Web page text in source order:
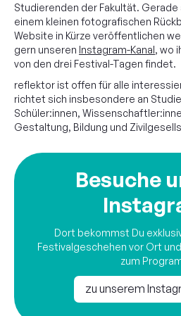
2023
Studierenden der Fakultät. Gerade
einem kleinen fotografischen
Website in Kürze veröffentlichen
gern unseren Instagram-Kanal, wo
von den drei Festival-Tagen findet.
reflektor ist offen für alle
richtet sich insbesondere an
Schüler:innen,
Gestaltung, Bildung und
Besuche
Dort bekommst Du
Festivalgeschehen vor Ort
zum
zu unserem